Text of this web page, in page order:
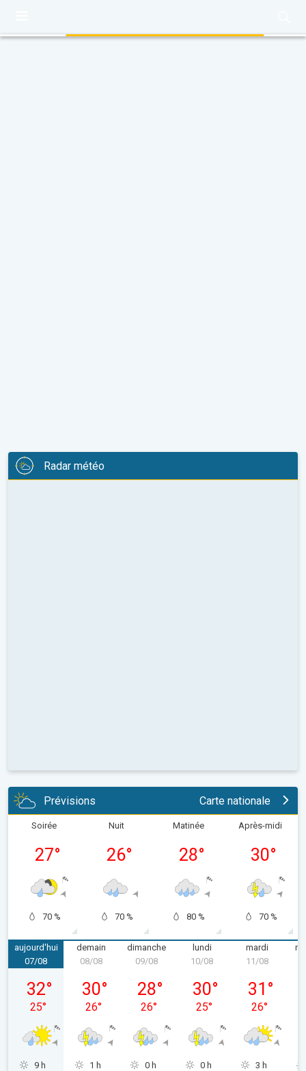
Radar météo
Prévisions Carte nationale
Soirée
27°
70 %
Nuit
26°
70 %
Matinée
28°
80 %
Après-midi
30°
70 %
aujourd'hui
vendredi 07/08
07/08
32°
25°
9 h
demain
08/08
30°
26°
1 h
dimanche
dimanche 09/08
09/08
28°
26°
0 h
lundi
10/08
30°
25°
0 h
mardi
11/08
31 °
26°
3 h